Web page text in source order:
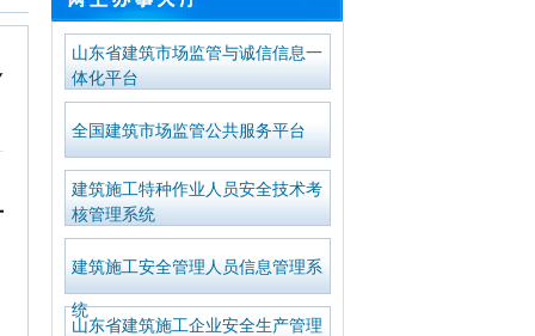
山东省建筑市场监管与诚信信息一
体化平台
全国建筑市场监管公共服务平台
建筑施工特种作业人员安全技术考
核管理系统
建筑施工安全管理人员信息管理系
统
山东省建筑施工企业安全生产管理